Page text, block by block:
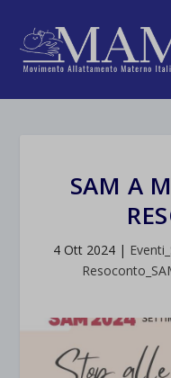
SAM A
4 Ott 2024 |